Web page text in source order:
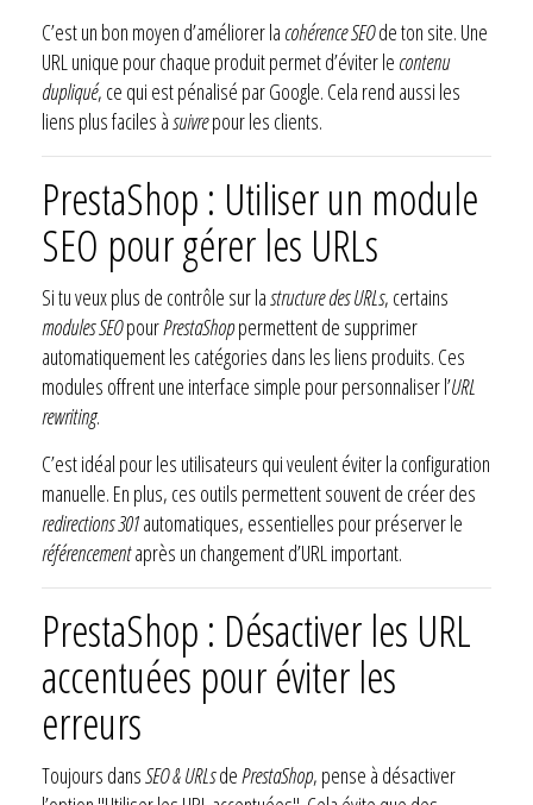
C’est un bon moyen d’améliorer la cohérence SEOde ton site. Une
URL unique pour chaque produit permet d’éviter le contenu
dupliqué, ce qui est pénalisé par Google. Cela rend aussi les
liens plus faciles àsuivrepour les clients.
PrestaShop : Utiliser un module
SEO pour gérer les URLs
Si tu veux plus de contrôle sur lastructure des URLs, certains
modules SEOpourPrestaShoppermettent de supprimer
automatiquement les catégories dans les liens produits. Ces
modules offrent une interface simple pour personnaliser l’URL
rewriting.
C’est idéal pour les utilisateurs qui veulent éviter la configuration
manuelle. En plus, ces outils permettent souvent de créer des
redirections 301automatiques, essentielles pour préserver le
référencementaprès un changement d’URL important.
PrestaShop : Désactiver les URL
accentuées pour éviter les
erreurs
Toujours dansSEO & URLsdePrestaShop, pense à désactiver